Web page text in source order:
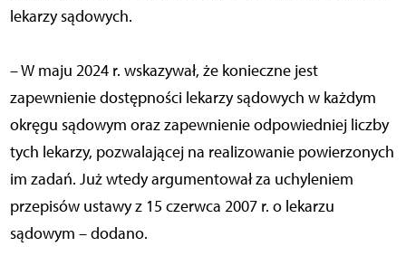
lekarzy sądowych.
– W maju 2024 r. wskazywał, że konieczne jest
zapewnienie dostępności lekarzy sądowych w każdym
okręgu sądowym oraz zapewnienie odpowiedniej liczby
tych lekarzy, pozwalającej na realizowanie powierzonych
im zadań. Już wtedy argumentował za uchyleniem
przepisów ustawy z 15 czerwca 2007 r. o lekarzu
sądowym – dodano.